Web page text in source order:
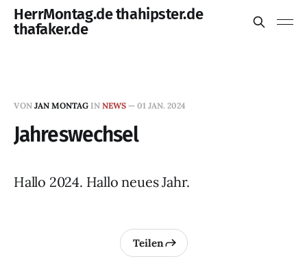
HerrMontag.de thahipster.de
thafaker.de
VON JAN MONTAG IN NEWS — 01 JAN. 2024
Jahreswechsel
Hallo 2024. Hallo neues Jahr.
Teilen